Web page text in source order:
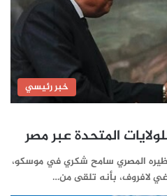
خبر رئيسي
المتحدة عبر مصر
المصري سامح شكري في موسكو،
لافروف، بأنه تلقى من…